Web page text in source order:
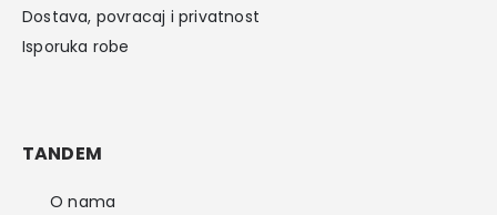
Dostava, povracaj i privatnost
Isporuka robe
TANDEM
O nama